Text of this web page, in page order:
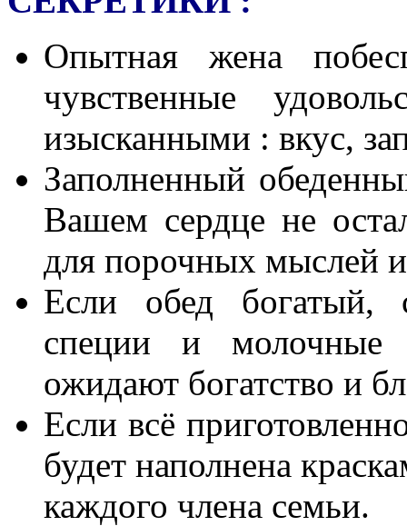
Опытная жена
чувственные
изысканными : вкус,
Заполненный
Вашем сердце не
для порочных мыслей
Если обед богатый,
специи и
ожидают богатство и
Если всё
будет наполнена
каждого члена семьи.